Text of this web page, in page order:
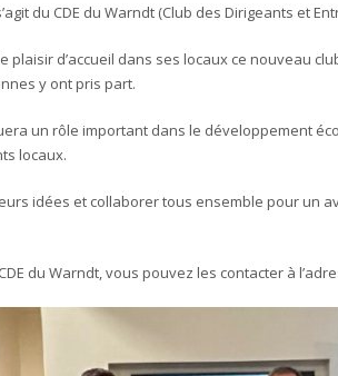
du CDE du Warndt (Club des Dirigeants et
plaisir d’accueil dans ses locaux ce nouveau
y ont pris part.
un rôle important dans le développement
locaux.
idées et collaborer tous ensemble pour un
du Warndt, vous pouvez les contacter à